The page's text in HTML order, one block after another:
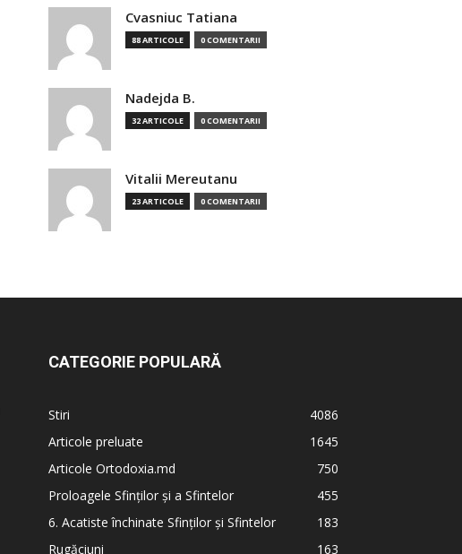
Cvasniuc Tatiana
88 ARTICOLE 0 COMENTARII
Nadejda B.
32 ARTICOLE 0 COMENTARII
Vitalii Mereutanu
23 ARTICOLE 0 COMENTARII
CATEGORIE POPULARĂ
Stiri
4086
Articole preluate
1645
Articole Ortodoxia.md
750
Proloagele Sfinților și a Sfintelor
455
6. Acatiste închinate Sfinților și Sfintelor
183
Rugăciuni
163